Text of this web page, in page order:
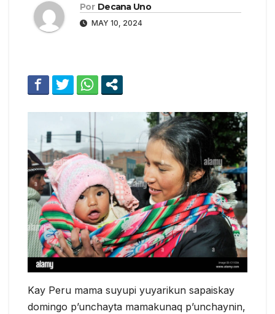
Por Decana Uno
MAY 10, 2024
Kay Peru mama suyupi yuyarikun sapaiskay
domingo p’unchayta mamakunaq p’unchaynin,